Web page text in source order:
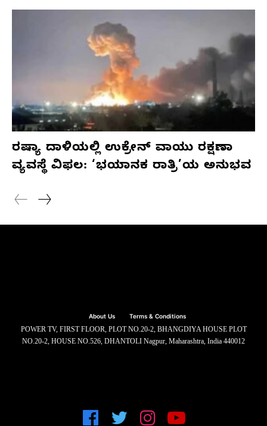
ರಷ್ಯಾ ದಾಳಿಯಲ್ಲಿ ಉಕ್ರೇನ್ ವಾಯು ರಕ್ಷಣಾ
ವ್ಯವಸ್ಥೆ ವಿಫಲ: ‘ಭಯಾನಕ ರಾತ್ರಿ’ಯ ಅನುಭವ
About Us Terms & Conditions
POWER TV, FIRST FLOOR, PLOT NO.20-2, BHANGDIYA HOUSE PLOT
NO.20-2, HOUSE NO.526, DHANTOLI Nagpur, Maharashtra, India 440012